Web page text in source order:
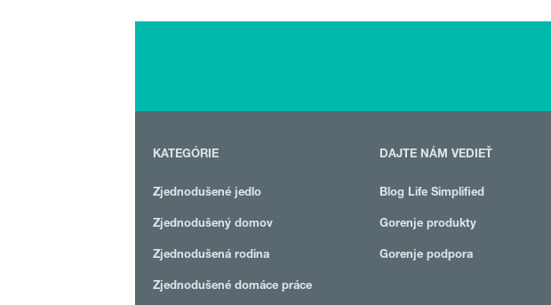
KATEGÓRIE
Zjednodušené jedlo
Zjednodušený domov
Zjednodušená rodina
Zjednodušené domáce práce
DAJTE NÁM VEDIEŤ
Blog Life Simplified
Gorenje produkty
Gorenje podpora